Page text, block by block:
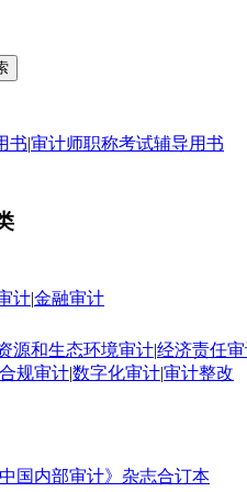
书|审计师职称考试辅导用书
计|金融审计
源和生态环境审计|经济责任
合规审计|数字化审计|审计整改
中国内部审计》杂志合订本